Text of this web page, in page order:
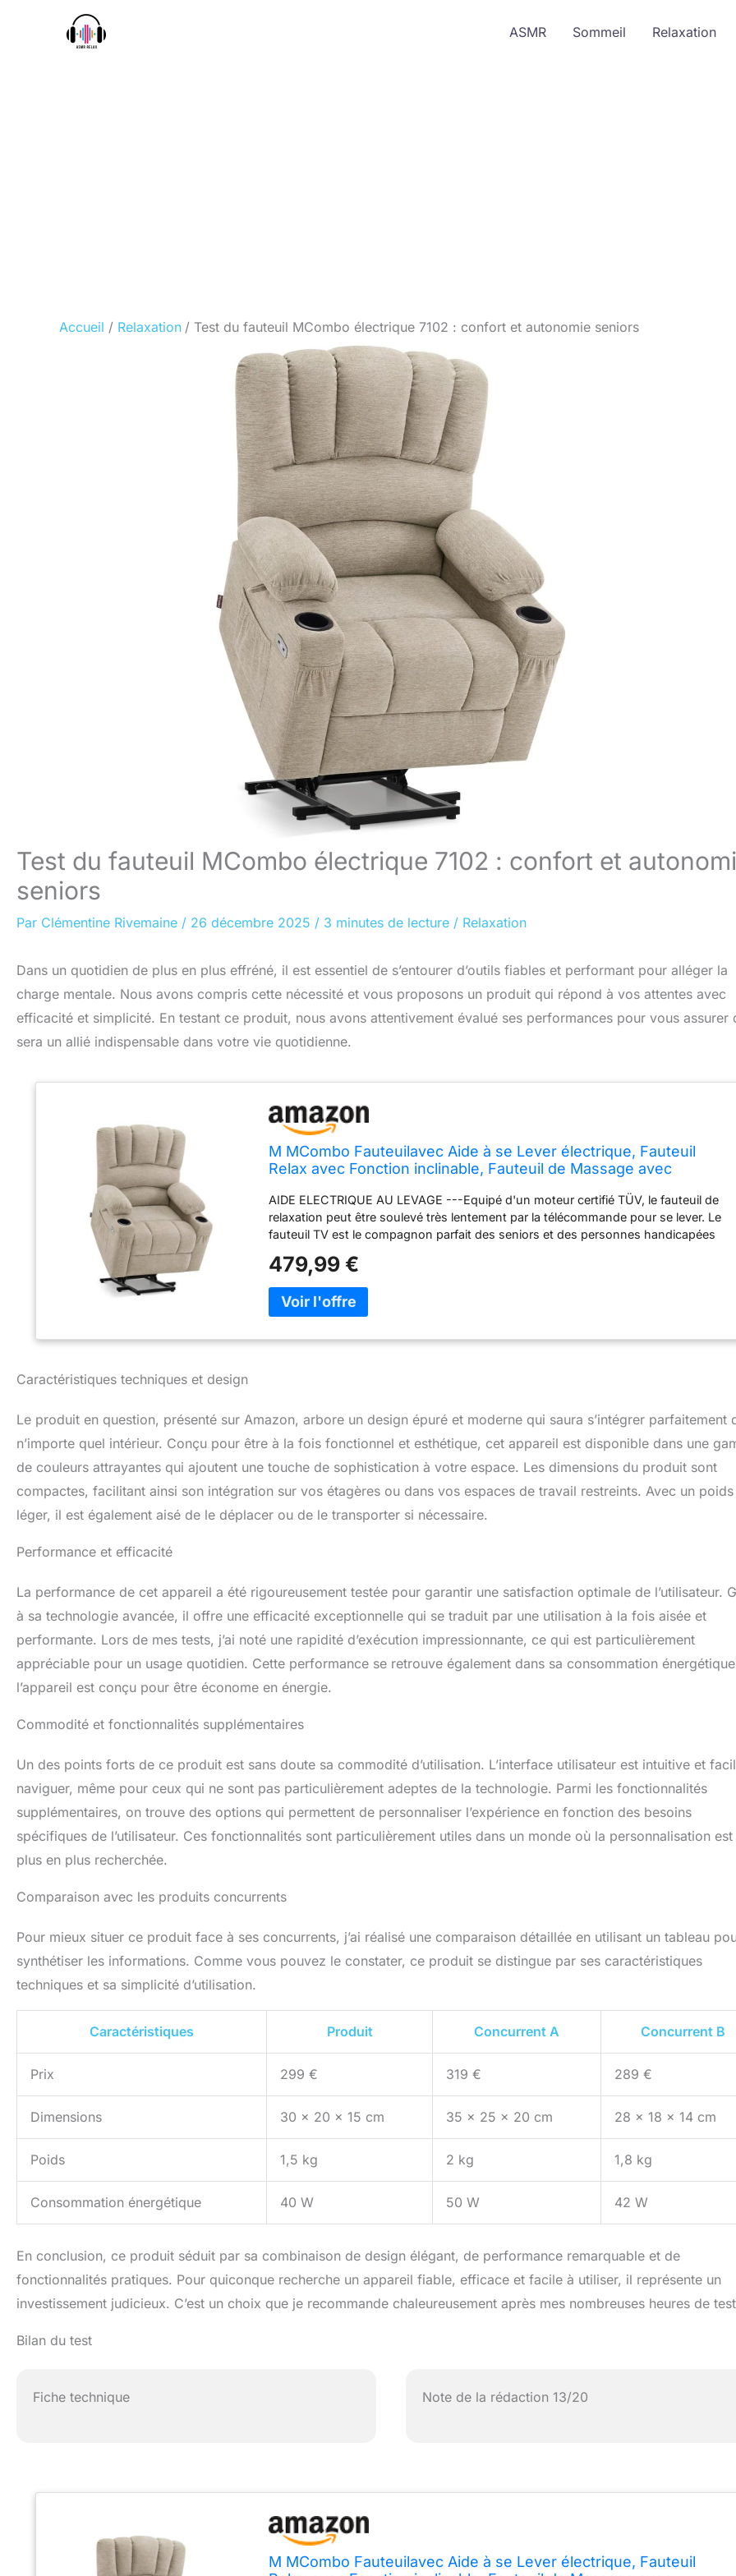
ASMR Sommeil Relaxation
Accueil Relaxation Test du fauteuil MCombo électrique 7102 : confort et autonomie seniors
Test du fauteuil MCombo électrique 7102 : confort et
seniors
Par Clémentine Rivemaine / 26 décembre 2025 / 3 minutes de lecture / Relaxation
Dans un quotidien de plus en plus effréné, il est essentiel de s’entourer d’outils fiables et performant pour alléger la
charge mentale. Nous avons compris cette nécessité et vous proposons un produit qui répond à vos attentes avec
efficacité et simplicité. En testant ce produit, nous avons attentivement évalué ses performances pour vous assurer
sera un allié indispensable dans votre vie quotidienne.
M MCombo Fauteuilavec Aide à se Lever électrique, Fauteuil
Relax avec Fonction inclinable, Fauteuil de Massage avec
Beige)
AIDE ELECTRIQUE AU LEVAGE ---Equipé d'un moteur certifié TÜV, le fauteuil de
relaxation peut être soulevé très lentement par la télécommande pour se lever. Le
fauteuil TV est le compagnon parfait des seniors et des personnes handicapées
être incliné en continu jusqu'à 145° vers l'arrière. Avec le repose-pieds allongé, le
fauteuil inclinable vous permet d'étendre complètement vos jambes, parfait pour
lire, regarder la télé ou faire la sieste. MASSAGE & CHAUFFAGE --- 4 parties, 8
points de vibration (dos, hanches, jambes, mollets) avec fonction minuterie vous
donnent une meilleure expérience de massage. L'élément chauffant intégré dans
recharger pendant la détente. (Attention : les ports USB sont UNIQUEMENT pour
les appareils à faible tension électrique, comme l'iPhone, l'iPad). MICROFIBRE DE
texture du cuir à la respirabilité et à la douceur du tissu sur la peau. Il est plus facile
à nettoyer que le tissu normal, plus chaud et plus antidérapant que le similicuir.
MONTAGE FACILE --- ①L'article est livré en 3 colis. ②Pas besoin d'outils, le
montage ne prend que 15 minutes pour les débutants.
479,99 €
Caractéristiques techniques et design
Le produit en question, présenté sur Amazon, arbore un design épuré et moderne qui saura s’intégrer parfaitement
n’importe quel intérieur. Conçu pour être à la fois fonctionnel et esthétique, cet appareil est disponible dans une
de couleurs attrayantes qui ajoutent une touche de sophistication à votre espace. Les dimensions du produit sont
compactes, facilitant ainsi son intégration sur vos étagères ou dans vos espaces de travail restreints. Avec un poids
léger, il est également aisé de le déplacer ou de le transporter si nécessaire.
Performance et efficacité
La performance de cet appareil a été rigoureusement testée pour garantir une satisfaction optimale de l’utilisateur.
à sa technologie avancée, il offre une efficacité exceptionnelle qui se traduit par une utilisation à la fois aisée et
performante. Lors de mes tests, j’ai noté une rapidité d’exécution impressionnante, ce qui est particulièrement
appréciable pour un usage quotidien. Cette performance se retrouve également dans sa consommation
l’appareil est conçu pour être économe en énergie.
Commodité et fonctionnalités supplémentaires
Un des points forts de ce produit est sans doute sa commodité d’utilisation. L’interface utilisateur est intuitive et
naviguer, même pour ceux qui ne sont pas particulièrement adeptes de la technologie. Parmi les fonctionnalités
supplémentaires, on trouve des options qui permettent de personnaliser l’expérience en fonction des besoins
spécifiques de l’utilisateur. Ces fonctionnalités sont particulièrement utiles dans un monde où la personnalisation
plus en plus recherchée.
Comparaison avec les produits concurrents
Pour mieux situer ce produit face à ses concurrents, j’ai réalisé une comparaison détaillée en utilisant un tableau
synthétiser les informations. Comme vous pouvez le constater, ce produit se distingue par ses caractéristiques
techniques et sa simplicité d’utilisation.
Caractéristiques Produit Concurrent A Concurrent B
Prix 299 € 319 € 289 €
Dimensions 30 x 20 x 15 cm 35 x 25 x 20 cm 28 x 18 x 14 cm
Poids 1,5 kg 2 kg 1,8 kg
Consommation énergétique 40 W 50 W 42 W
En conclusion, ce produit séduit par sa combinaison de design élégant, de performance remarquable et de
fonctionnalités pratiques. Pour quiconque recherche un appareil fiable, efficace et facile à utiliser, il représente un
investissement judicieux. C’est un choix que je recommande chaleureusement après mes nombreuses heures de
Bilan du test
Fiche technique Note de la rédaction 13/20
M MCombo Fauteuilavec Aide à se Lever électrique, Fauteuil